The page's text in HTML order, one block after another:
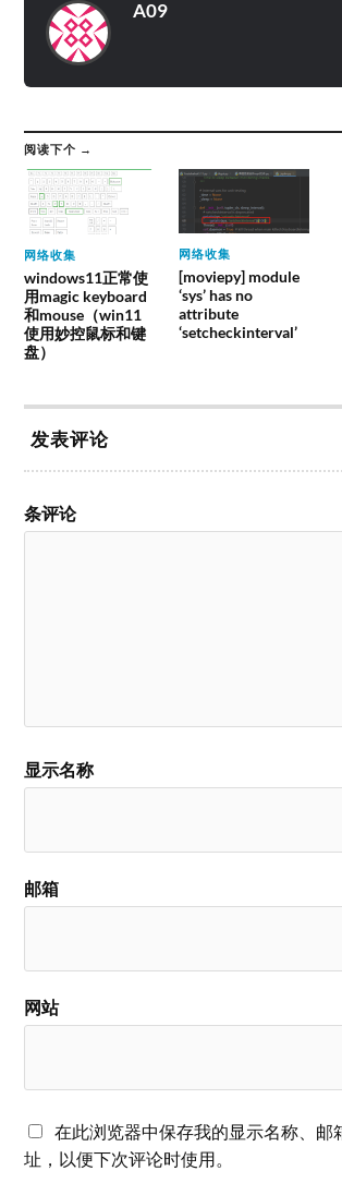
A09
阅读下个 →
网络收集
windows11正常使
用magic keyboard
和mouse（win11
使用妙控鼠标和键
盘）
网络收集
[moviepy] module
‘sys’ has no
attribute
‘setcheckinterval’
发表评论
条评论
显示名称
邮箱
网站
在此浏览器中保存我的显示名称、邮
址，以便下次评论时使用。